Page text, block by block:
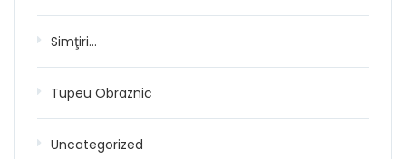
Simţiri…
Tupeu Obraznic
Uncategorized